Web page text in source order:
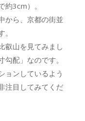
3cm）。
から、京都の街並
叡山を見てみまし
配」なのです。
ョンしているよう
注目してみてくだ